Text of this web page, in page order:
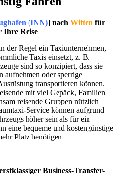
(INN)] nach Witten für
Ihre Reise
der Regel ein Taxiunternehmen,
Taxis einsetzt, z. B.
sind so konzipiert, dass sie
aufnehmen oder sperrige
transportieren können.
mit viel Gepäck, Familien
reisende Gruppen nützlich
Service können aufgrund
höher sein als für ein
eine bequeme und kostengünstige
Platz benötigen.
Business-Transfer-